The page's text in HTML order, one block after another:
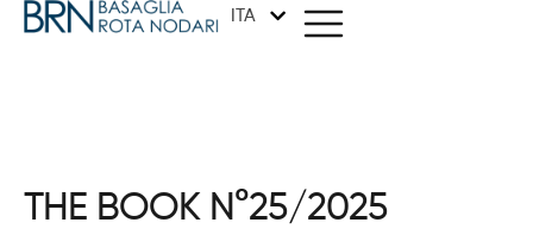
ITA
METODO
THE BOOK N°25/2025